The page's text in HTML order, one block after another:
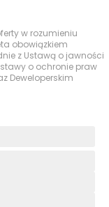
które stanie
kreowania
nie ogranicza
podporami,
stanowią
w rozumieniu
obowiązkiem
z Ustawą o jawności
o ochronie praw
Deweloperskim